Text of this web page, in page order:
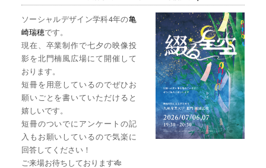
ソーシャルデザイン学科4年の亀
崎瑞穂です。
現在、卒業制作で七夕の映像投
影を北門楠風広場にて開催して
おります。
短冊を用意しているのでぜひお
願いごとを書いていただけると
嬉しいです。
短冊のついでにアンケートの記
入もお願いしているので気楽に
回答してください！
ご来場お待ちしております🎋